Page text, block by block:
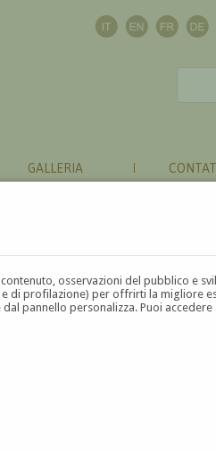
osservazioni del pubblico e
di profilazione) per offrirti la migliore
pannello personalizza. Puoi
GALLERIA
Q R S T U V W X